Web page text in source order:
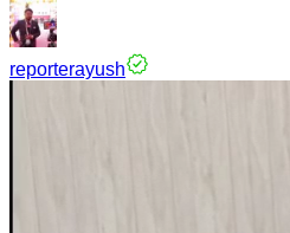
reporterayush